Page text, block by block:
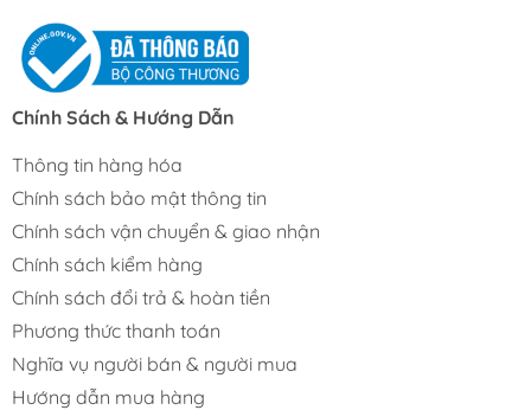
Chính Sách & Hướng Dẫn
Thông tin hàng hóa
Chính sách bảo mật thông tin
Chính sách vận chuyển & giao nhận
Chính sách kiểm hàng
Chính sách đổi trả & hoàn tiền
Phương thức thanh toán
Nghĩa vụ người bán & người mua
Hướng dẫn mua hàng